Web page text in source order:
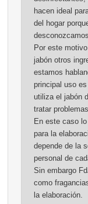
hacen ideal
del hogar
Por este
jabón otros
estamos
principal uso
utiliza el jabón
tratar
En este caso
para la
depende de la
personal de
Sin embargo
como
la elaboración.